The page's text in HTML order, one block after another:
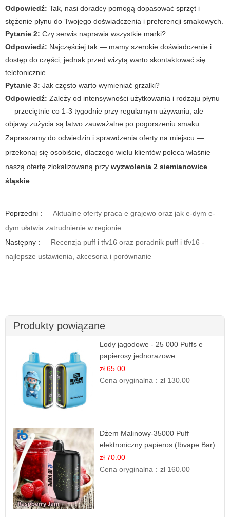
Odpowiedź: Tak, nasi doradcy pomogą dopasować sprzęt i
stężenie płynu do Twojego doświadczenia i preferencji smakowych.
Pytanie 2: Czy serwis naprawia wszystkie marki?
Odpowiedź: Najczęściej tak — mamy szerokie doświadczenie i
dostęp do części, jednak przed wizytą warto skontaktować się
telefonicznie.
Pytanie 3: Jak często warto wymieniać grzałki?
Odpowiedź: Zależy od intensywności użytkowania i rodzaju płynu
— przeciętnie co 1-3 tygodnie przy regularnym używaniu, ale
objawy zużycia są łatwo zauważalne po pogorszeniu smaku.
Zapraszamy do odwiedzin i sprawdzenia oferty na miejscu —
przekonaj się osobiście, dlaczego wielu klientów poleca właśnie
naszą ofertę zlokalizowaną przy wyzwolenia 2 siemianowice
śląskie
Poprzedni：
Aktualne oferty praca e grajewo oraz jak e-dym e-
dym ułatwia zatrudnienie w regionie
Następny：
Recenzja puff i tfv16 oraz poradnik puff i tfv16 -
najlepsze ustawienia, akcesoria i porównanie
Produkty powiązane
Lody jagodowe - 25 000 Puffs e
papierosy jednorazowe
zł 65.00
Cena oryginalna：zł 130.00
Dżem Malinowy-35000 Puff
elektroniczny papieros (Ibvape Bar)
zł 70.00
Cena oryginalna：zł 160.00